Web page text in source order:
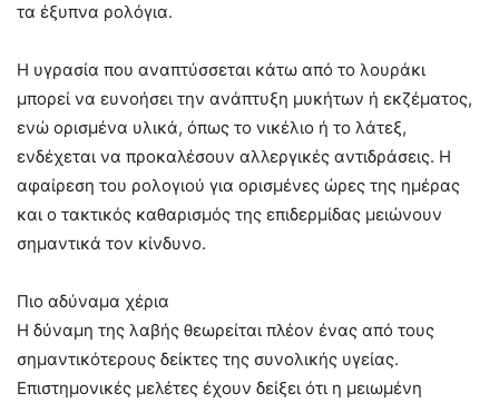
τα έξυπνα ρολόγια.
Η υγρασία που αναπτύσσεται κάτω από το λουράκι
μπορεί να ευνοήσει την ανάπτυξη μυκήτων ή εκζέματος,
ενώ ορισμένα υλικά, όπως το νικέλιο ή το λάτεξ,
ενδέχεται να προκαλέσουν αλλεργικές αντιδράσεις. Η
αφαίρεση του ρολογιού για ορισμένες ώρες της ημέρας
και ο τακτικός καθαρισμός της επιδερμίδας μειώνουν
σημαντικά τον κίνδυνο.
Πιο αδύναμα χέρια
Η δύναμη της λαβής θεωρείται πλέον ένας από τους
σημαντικότερους δείκτες της συνολικής υγείας.
Επιστημονικές μελέτες έχουν δείξει ότι η μειωμένη